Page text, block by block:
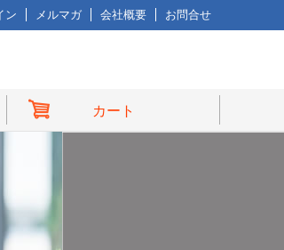
ン メルマガ 会社概要 お問合せ
カート